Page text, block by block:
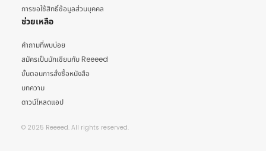
การขอใช้สิทธิ์ข้อมูลส่วนบุคคล
ช่วยเหลือ
คำถามที่พบบ่อย
สมัครเป็นนักเขียนกับ Reeeed
ขั้นตอนการสั่งซื้อหนังสือ
บทความ
ดาวน์โหลดแอป
© 2025 Reeeed. All rights reserved.